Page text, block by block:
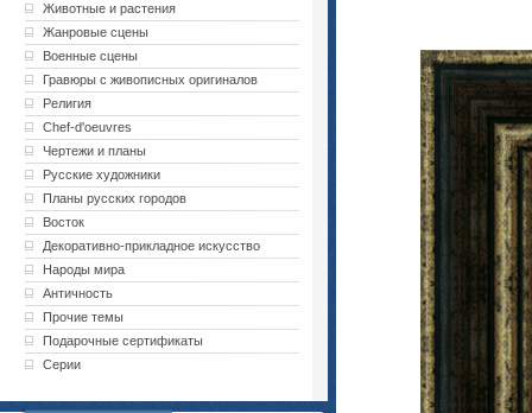
Животные и растения
Жанровые сцены
Военные сцены
Гравюры с живописных оригиналов
Религия
Chef-d'oeuvres
Чертежи и планы
Русские художники
Планы русских городов
Восток
Декоративно-прикладное искусство
Народы мира
Античность
Прочие темы
Подарочные сертификаты
Серии